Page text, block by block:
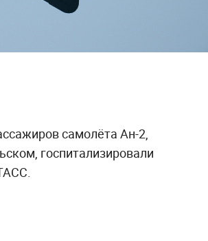
самолёта Ан-2,
госпитализировали